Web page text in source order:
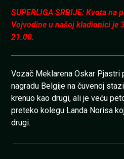
SUPERLIGA SRBIJE: Kvota na
Vojvodine u našoj kladionici je
21.00.
Vozač Meklarena Oskar
nagradu Belgije na čuvenoj
krenuo kao drugi, ali je veću
preteko kolegu Landa Norisa
drugi.